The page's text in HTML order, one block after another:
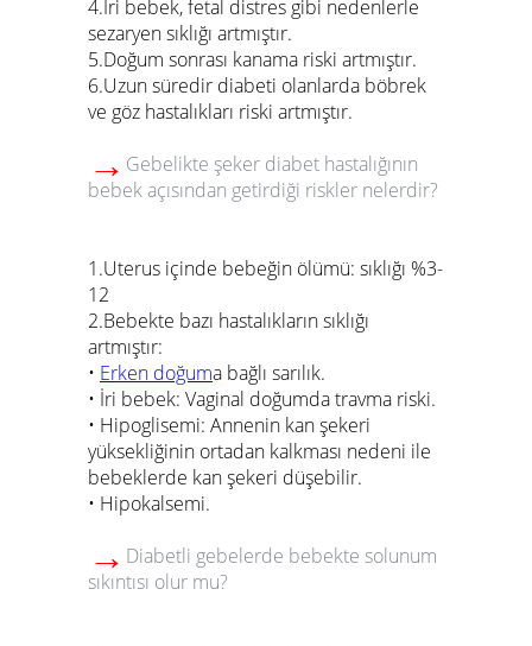
4.İri bebek, fetal distres gibi nedenlerle
sezaryen sıklığı artmıştır.
5.Doğum sonrası kanama riski artmıştır.
6.Uzun süredir diabeti olanlarda böbrek
ve göz hastalıkları riski artmıştır.
→ Gebelikte şeker diabet hastalığının
bebek açısından getirdiği riskler nelerdir?
1.Uterus içinde bebeğin ölümü: sıklığı %3-
12
2.Bebekte bazı hastalıkların sıklığı
artmıştır:
• Erken doğuma bağlı sarılık.
• İri bebek: Vaginal doğumda travma riski.
• Hipoglisemi: Annenin kan şekeri
yüksekliğinin ortadan kalkması nedeni ile
bebeklerde kan şekeri düşebilir.
• Hipokalsemi.
→ Diabetli gebelerde bebekte solunum
sıkıntısı olur mu?